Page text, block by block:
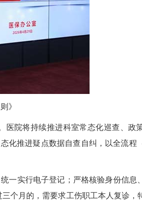
》
院将持续推进科室常态化巡查、政
化推进疑点数据自查自纠，以全流程
实行电子登记；严格核验身份信息
个月的，需要求工伤职工本人复诊，